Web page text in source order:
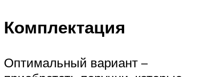
Комплектация
Оптимальный вариант –